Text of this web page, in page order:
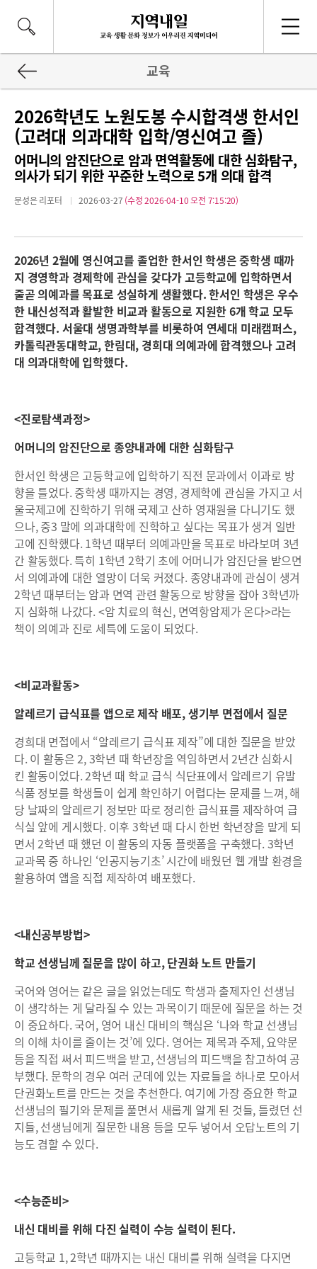
교육
2026학년도 노원도봉 수시합격생 한서인
(고려대 의과대학 입학/영신여고 졸)
어머니의 암진단으로 암과 면역활동에 대한 심화탐구,
의사가 되기 위한 꾸준한 노력으로 5개 의대 합격
문성은 리포터 2026-03-27 (수정 2026-04-10 오전 7:15:20)
2026년 2월에 영신여고를 졸업한 한서인 학생은 중학생 때까
지 경영학과 경제학에 관심을 갖다가 고등학교에 입학하면서
줄곧 의예과를 목표로 성실하게 생활했다. 한서인 학생은 우수
한 내신성적과 활발한 비교과 활동으로 지원한 6개 학교 모두
합격했다. 서울대 생명과학부를 비롯하여 연세대 미래캠퍼스,
카톨릭관동대학교, 한림대, 경희대 의예과에 합격했으나 고려
대 의과대학에 입학했다.
<진로탐색과정>
어머니의 암진단으로 종양내과에 대한 심화탐구
한서인 학생은 고등학교에 입학하기 직전 문과에서 이과로 방
향을 틀었다. 중학생 때까지는 경영, 경제학에 관심을 가지고 서
울국제고에 진학하기 위해 국제고 산하 영재원을 다니기도 했
으나, 중3 말에 의과대학에 진학하고 싶다는 목표가 생겨 일반
고에 진학했다. 1학년 때부터 의예과만을 목표로 바라보며 3년
간 활동했다. 특히 1학년 2학기 초에 어머니가 암진단을 받으면
서 의예과에 대한 열망이 더욱 커졌다. 종양내과에 관심이 생겨
2학년 때부터는 암과 면역 관련 활동으로 방향을 잡아 3학년까
지 심화해 나갔다. <암 치료의 혁신, 면역항암제가 온다>라는
책이 의예과 진로 세특에 도움이 되었다.
<비교과활동>
알레르기 급식표를 앱으로 제작 배포,생기부 면접에서 질문
경희대 면접에서 “알레르기 급식표 제작”에 대한 질문을 받았
다. 이 활동은 2, 3학년 때 학년장을 역임하면서 2년간 심화시
킨 활동이었다. 2학년 때 학교 급식 식단표에서 알레르기 유발
식품 정보를 학생들이 쉽게 확인하기 어렵다는 문제를 느껴, 해
당 날짜의 알레르기 정보만 따로 정리한 급식표를 제작하여 급
식실 앞에 게시했다. 이후 3학년 때 다시 한번 학년장을 맡게 되
면서 2학년 때 했던 이 활동의 자동 플랫폼을 구축했다. 3학년
교과목 중 하나인 ‘인공지능기초’ 시간에 배웠던 웹 개발 환경을
활용하여 앱을 직접 제작하여 배포했다.
<내신공부방법>
학교 선생님께 질문을 많이 하고, 단권화 노트 만들기
국어와 영어는 같은 글을 읽었는데도 학생과 출제자인 선생님
이 생각하는 게 달라질 수 있는 과목이기 때문에 질문을 하는 것
이 중요하다. 국어, 영어 내신 대비의 핵심은 ‘나와 학교 선생님
의 이해 차이를 줄이는 것’에 있다. 영어는 제목과 주제, 요약문
등을 직접 써서 피드백을 받고, 선생님의 피드백을 참고하여 공
부했다. 문학의 경우 여러 군데에 있는 자료들을 하나로 모아서
단권화노트를 만드는 것을 추천한다. 여기에 가장 중요한 학교
선생님의 필기와 문제를 풀면서 새롭게 알게 된 것들, 틀렸던 선
지들, 선생님에게 질문한 내용 등을 모두 넣어서 오답노트의 기
능도 겸할 수 있다.
<수능준비>
내신 대비를 위해 다진 실력이 수능 실력이 된다.
고등학교 1, 2학년 때까지는 내신 대비를 위해 실력을 다지면